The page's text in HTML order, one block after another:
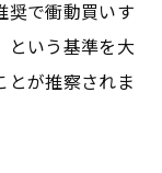
奨で衝動買いす
という基準を大
とが推察されま